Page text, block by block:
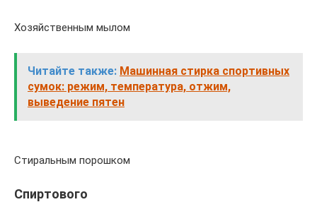
Хозяйственным мылом
Читайте также: Машинная стирка спортивных
сумок: режим, температура, отжим,
выведение пятен
Стиральным порошком
Спиртового